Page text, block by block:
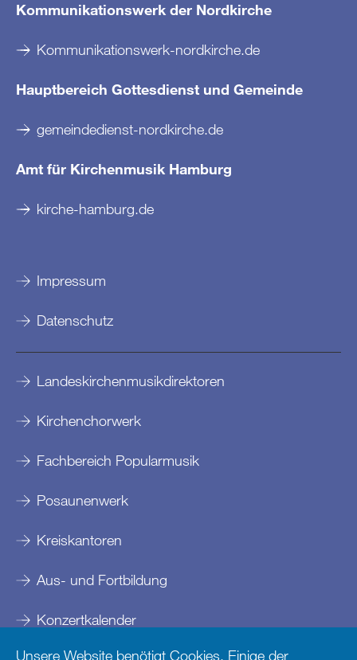
Kommunikationswerk der Nordkirche
Kommunikationswerk-nordkirche.de
Hauptbereich Gottesdienst und Gemeinde
gemeindedienst-nordkirche.de
Amt für Kirchenmusik Hamburg
kirche-hamburg.de
Impressum
Datenschutz
Landeskirchenmusikdirektoren
Kirchenchorwerk
Fachbereich Popularmusik
Posaunenwerk
Kreiskantoren
Aus- und Fortbildung
Konzertkalender
Unsere Website benötigt Cookies. Einige der